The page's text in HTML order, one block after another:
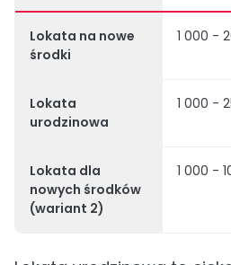
Lokata na nowe
środki
1 000 -
Lokata
urodzinowa
1 000 -
Lokata dla
nowych środków
(wariant 2)
1 000 -